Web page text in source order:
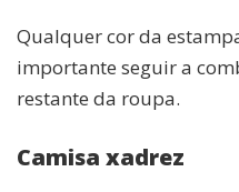
Qualquer cor da
importante seguir a
restante da roupa.
Camisa xadrez